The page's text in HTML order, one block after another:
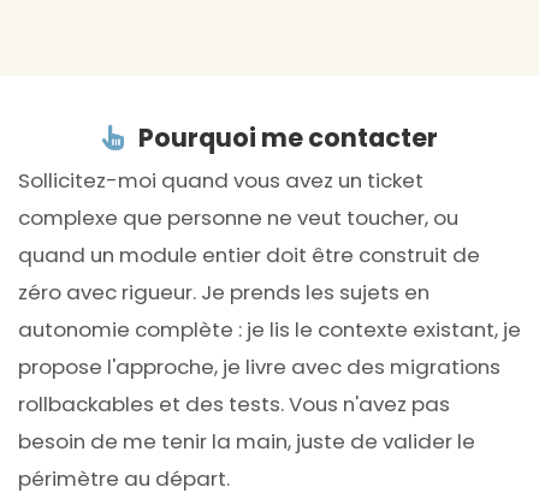
Pourquoi me contacter
Sollicitez-moi quand vous avez un ticket
complexe que personne ne veut toucher, ou
quand un module entier doit être construit de
zéro avec rigueur. Je prends les sujets en
autonomie complète : je lis le contexte existant, je
propose l'approche, je livre avec des migrations
rollbackables et des tests. Vous n'avez pas
besoin de me tenir la main, juste de valider le
périmètre au départ.